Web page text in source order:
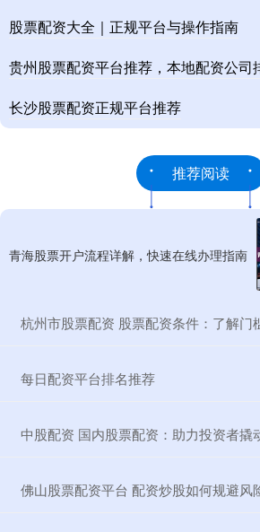
股票配资大全｜正规平台与操作指南
贵州股票配资平台推荐，本地配资公司
长沙股票配资正规平台推荐
推荐阅读
青海股票开户流程详解，快速在线办理指南
杭州市股票配资 股票配资条件：了解门
​每日配资平台排名推荐
中股配资 国内股票配资：助力投资者撬
佛山股票配资平台 配资炒股如何规避风